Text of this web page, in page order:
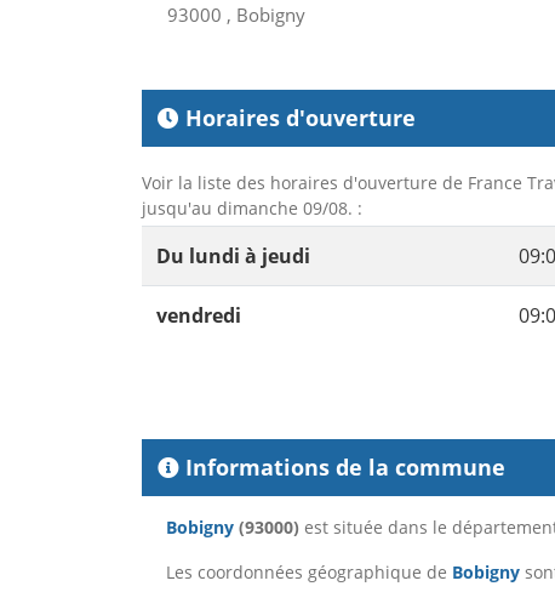
93000 , Bobigny
Horaires d'ouverture
Voir la liste des horaires d'ouverture de France
jusqu'au dimanche 09/08. :
Du lundi à jeudi
vendredi
Informations de la commune
Bobigny (93000) est située dans le
Les coordonnées géographique de Bobigny